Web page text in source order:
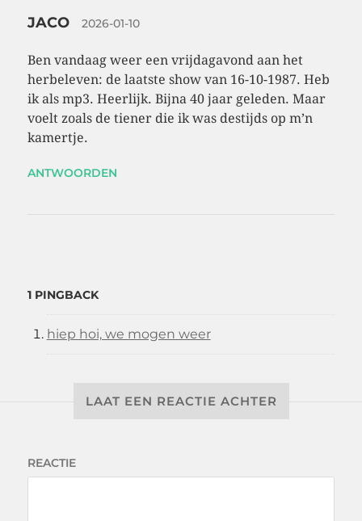
JACO 2026-01-10
Ben vandaag weer een vrijdagavond aan het
herbeleven: de laatste show van 16-10-1987. Heb
ik als mp3. Heerlijk. Bijna 40 jaar geleden. Maar
voelt zoals de tiener die ik was destijds op m’n
kamertje.
ANTWOORDEN
1 PINGBACK
hiep hoi, we mogen weer
LAAT EEN REACTIE ACHTER
REACTIE